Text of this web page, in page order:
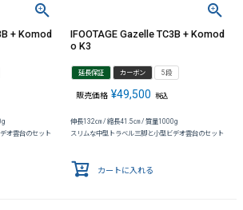
+ Komod
オ雲台のセット
IFOOTAGE Gazelle TC3B + Komod
o K3
延長保証 カーボン 5段
販売価格 ¥49,500 税込
伸長132㎝ / 縮長41.5㎝ / 質量1000g
スリムな中型トラベル三脚と小型ビデオ雲台のセット
カートに入れる